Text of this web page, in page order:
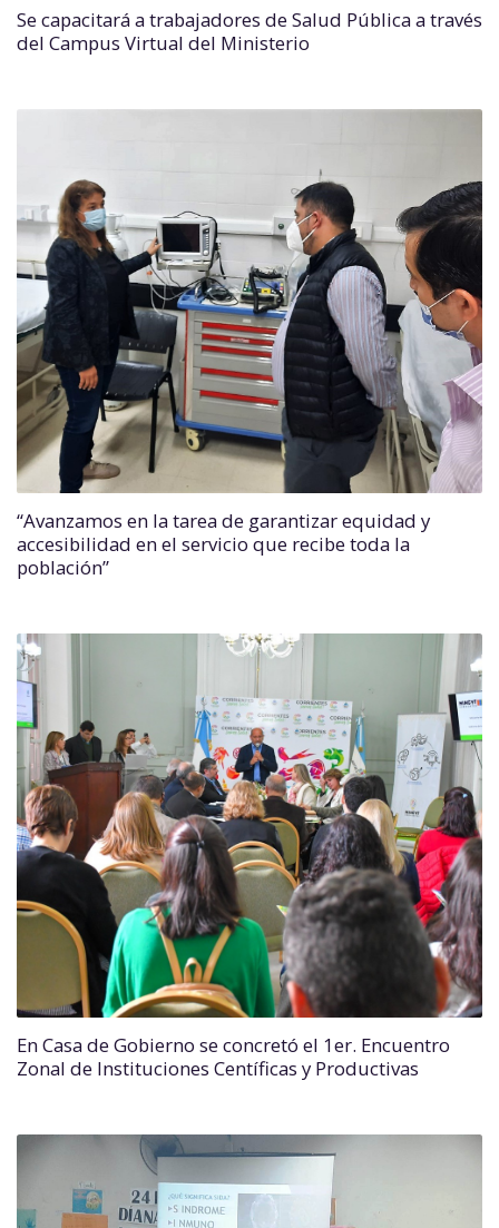
Se capacitará a trabajadores de Salud Pública a través
del Campus Virtual del Ministerio
“Avanzamos en la tarea de garantizar equidad y
accesibilidad en el servicio que recibe toda la
población”
En Casa de Gobierno se concretó el 1er. Encuentro
Zonal de Instituciones Centíficas y Productivas